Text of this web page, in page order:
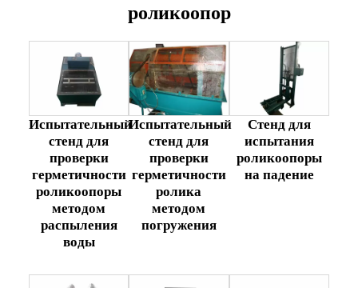
роликоопор
Испытательный
стенд для
проверки
герметичности
роликоопоры
методом
распыления
воды
Испытательный
стенд для
проверки
герметичности
ролика
методом
погружения
Стенд для
испытания
роликоопоры
на падение